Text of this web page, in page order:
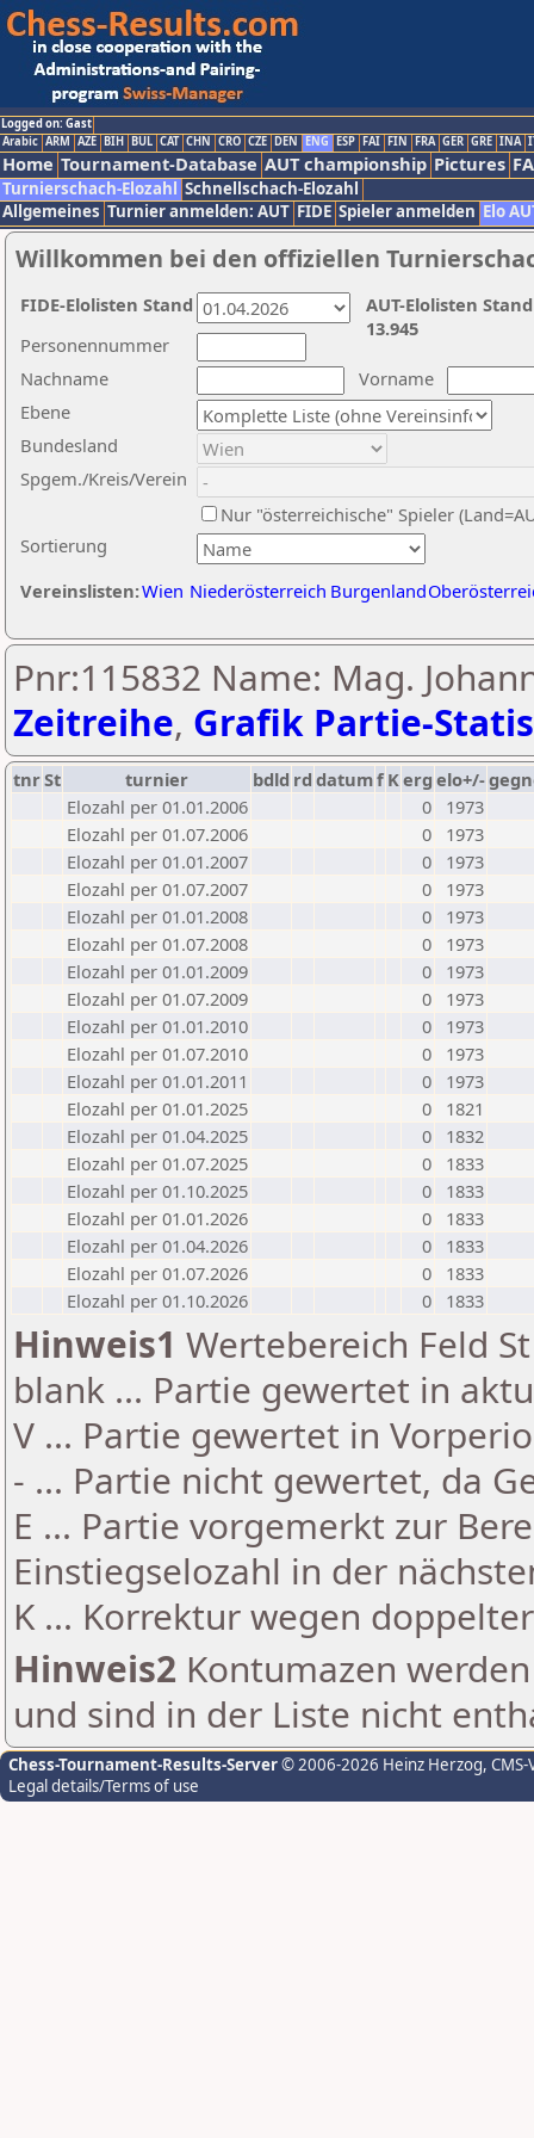
Logged on: Gast
Arabic ARM AZE BIH BUL CAT CHN CRO CZE DEN ENG ESP FAI FIN FRA GER GRE INA
Home Tournament-Database AUT championship Pictures
Turnierschach-Elozahl Schnellschach-Elozahl
Allgemeines Turnier anmelden: AUT FIDE Spieler anmelden Elo
Willkommen bei den offiziellen
Nachname
Vorname
Ebene
Sortierung
Personennummer
Bundesland
Spgem./Kreis/Verein
Nur "österreichische" Spieler
Vereinslisten:Wien Niederösterreich Burgenland
AUT-Elolisten
13.945
FIDE-Elolisten Stand
Pnr:115832 Name: Mag.
Zeitreihe, Grafik Partie-
tnrSt turnier bdld rd datumf Kerg elo+/-
Elozahl per 01.01.2006
0
1973
Elozahl per 01.07.2006
0
1973
Elozahl per 01.01.2007
0
1973
Elozahl per 01.07.2007
0
1973
Elozahl per 01.01.2008
0
1973
Elozahl per 01.07.2008
0
1973
Elozahl per 01.01.2009
0
1973
Elozahl per 01.07.2009
0
1973
Elozahl per 01.01.2010
0
1973
Elozahl per 01.07.2010
0
1973
Elozahl per 01.01.2011
0
1973
Elozahl per 01.01.2025
0
1821
Elozahl per 01.04.2025
0
1832
Elozahl per 01.07.2025
0
1833
Elozahl per 01.10.2025
0
1833
Elozahl per 01.01.2026
0
1833
Elozahl per 01.04.2026
0
1833
Elozahl per 01.07.2026
0
1833
Elozahl per 01.10.2026
0 1833
Hinweis1 Wertebereich Feld
blank ... Partie gewertet in
V ... Partie gewertet in
- ... Partie nicht gewertet, da
E ... Partie vorgemerkt zur
Einstiegselozahl in der
K ... Korrektur wegen
Hinweis2 Kontumazen
und sind in der Liste nicht
Chess-Tournament-Results-Server© 2006-2026 Heinz Herzog,
Legal details/Terms of use